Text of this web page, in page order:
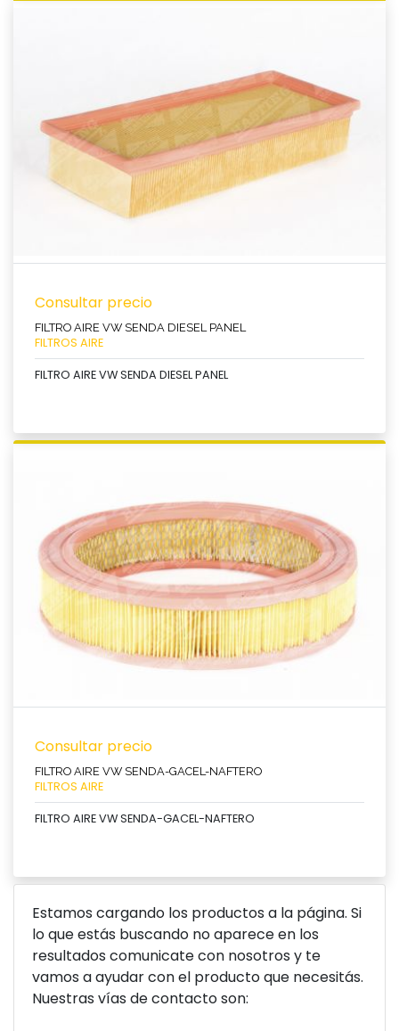
Ver producto
Consultar precio
FILTRO AIRE VW SENDA DIESEL PANEL
FILTROS AIRE
FILTRO AIRE VW SENDA DIESEL PANEL
Ver producto
Consultar precio
FILTRO AIRE VW SENDA-GACEL-NAFTERO
FILTROS AIRE
FILTRO AIRE VW SENDA-GACEL-NAFTERO
Ver producto
Estamos cargando los productos a la página. Si
lo que estás buscando no aparece en los
resultados comunicate con nosotros y te
vamos a ayudar con el producto que necesitás.
Nuestras vías de contacto son: